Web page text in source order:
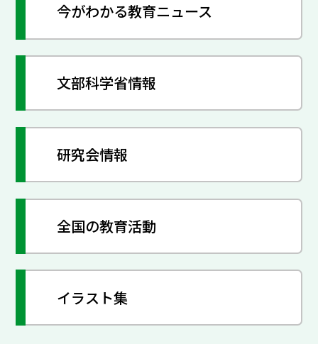
今がわかる教育ニュース
文部科学省情報
研究会情報
全国の教育活動
イラスト集